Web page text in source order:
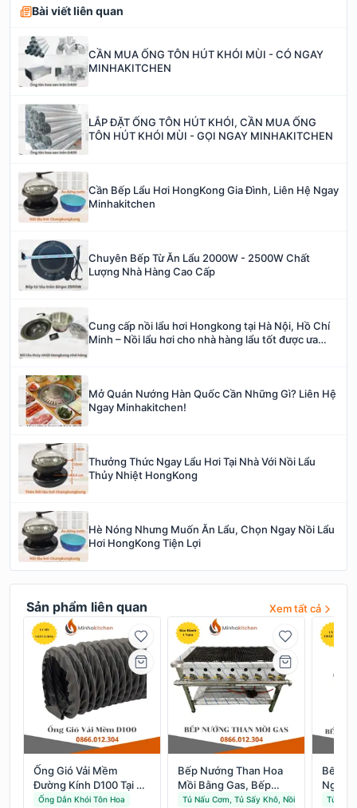
Bài viết liên quan
CẦN MUA ỐNG TÔN HÚT KHÓI MÙI - CÓ NGAY
MINHAKITCHEN
LẮP ĐẶT ỐNG TÔN HÚT KHÓI, CẦN MUA ỐNG
TÔN HÚT KHÓI MÙI - GỌI NGAY MINHAKITCHEN
Cần Bếp Lẩu Hơi HongKong Gia Đình, Liên Hệ Ngay
Minhakitchen
Chuyên Bếp Từ Ăn Lẩu 2000W - 2500W Chất
Lượng Nhà Hàng Cao Cấp
Cung cấp nồi lẩu hơi Hongkong tại Hà Nội, Hồ Chí
Minh – Nồi lẩu hơi cho nhà hàng lẩu tốt được ưa
Mở Quán Nướng Hàn Quốc Cần Những Gì? Liên Hệ
Ngay Minhakitchen!
Thưởng Thức Ngay Lẩu Hơi Tại Nhà Với Nồi Lẩu
Thủy Nhiệt HongKong
Hè Nóng Nhưng Muốn Ăn Lẩu, Chọn Ngay Nồi Lẩu
Hơi HongKong Tiện Lợi
Sản phẩm liên quan Xem tất cả
Ống Gió Vải Mềm
Đường Kính D100 Tại Hà
Nội
Ống Dẫn Khói Tôn Hoa
Bếp Nướng Than Hoa
Mồi Bằng Gas, Bếp
Nướng Than 600, 900,
Tủ Nấu Cơm, Tủ Sấy Khô, Nồi Hầm…
Bếp
Nội:
Tủ Nấu